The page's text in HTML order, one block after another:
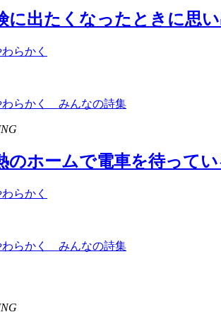
に出たくなったときに思
らかく
わらかく みんなの詩集
のホームで電車を待って
らかく
わらかく みんなの詩集